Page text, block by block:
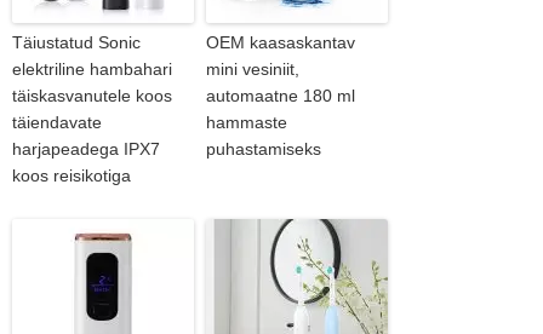
Täiustatud Sonic
elektriline hambahari
täiskasvanutele koos
täiendavate
harjapeadega IPX7
koos reisikotiga
OEM kaasaskantav
mini vesiniit,
automaatne 180 ml
hammaste
puhastamiseks